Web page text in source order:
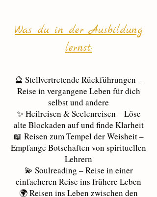
Was du in der Ausbildung
lernst:
🔮 Stellvertretende Rückführungen –
Reise in vergangene Leben für dich
selbst und andere
✨ Heilreisen & Seelenreisen – Löse
alte Blockaden auf und finde Klarheit
📖 Reisen zum Tempel der Weisheit –
Empfange Botschaften von spirituellen
Lehrern
💫 Soulreading – Reise in einer
einfacheren Reise ins frühere Leben
🌍 Reisen ins Leben zwischen den